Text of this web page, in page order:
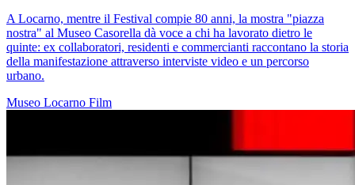
A Locarno, mentre il Festival compie 80 anni, la mostra "piazza
nostra" al Museo Casorella dà voce a chi ha lavorato dietro le
quinte: ex collaboratori, residenti e commercianti raccontano la storia
della manifestazione attraverso interviste video e un percorso
urbano.
Museo Locarno Film